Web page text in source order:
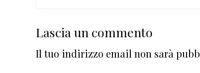
Interazioni
del
Lascia un commento
Il tuo indirizzo email non sarà